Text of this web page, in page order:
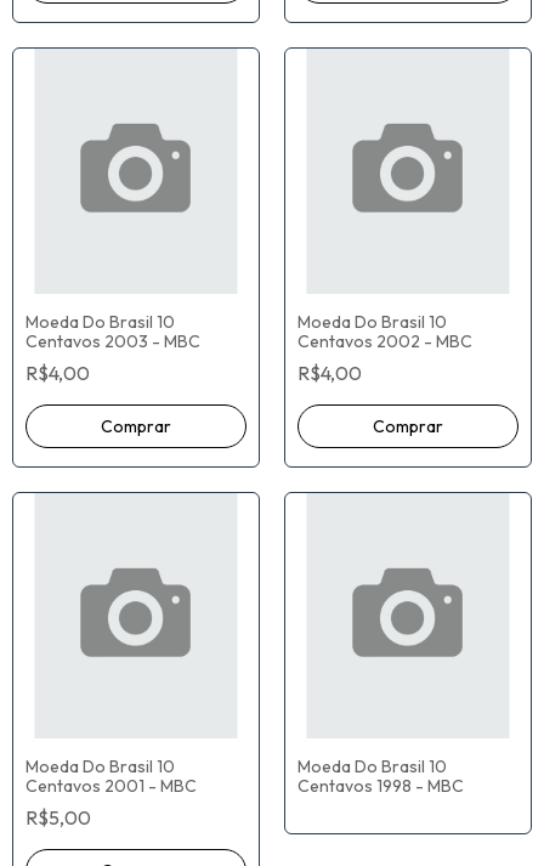
Moeda Do Brasil 10
Centavos 2003 - MBC
R$4,00
Moeda Do Brasil 10
Centavos 2002 - MBC
R$4,00
Moeda Do Brasil 10
Centavos 2001 - MBC
R$5,00
Moeda Do Brasil 10
Centavos 1998 - MBC